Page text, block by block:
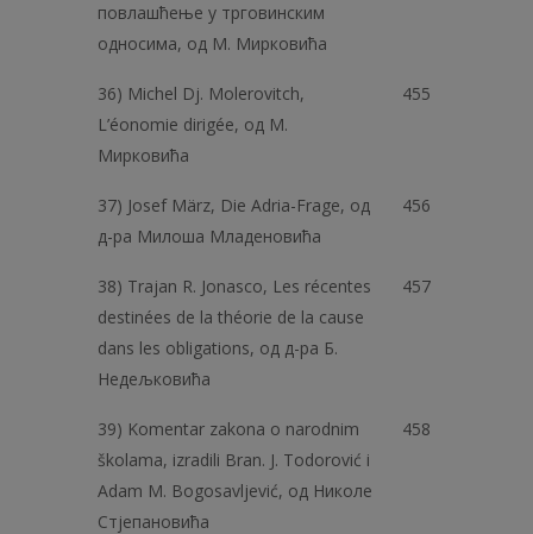
повлашћење у трговинским
односима, од М. Мирковића
36) Michel Dj. Molerovitch,
L’éonomie dirigée, од M.
Мирковића
455
37) Josef März, Die Adria-Frage, од
д-ра Милоша Младеновића
456
38) Trajan R. Jonasco, Les récentes
destinées de la théorie de la cause
dans les obligations, од д-ра Б.
Недељковића
457
39) Komentar zakona o narodnim
školama, izradili Bran. J. Todorović i
Adam M. Bogosavljević, од Николе
Стјепановића
458